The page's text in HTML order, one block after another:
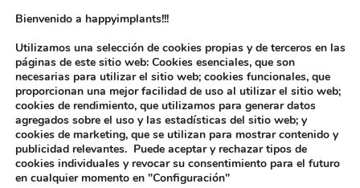
Inicio/ Productos etiquetados “712P”
Bienvenido a happyimplants!!!
Utilizamos una selección de cookies propias y de terceros en las
páginas de este sitio web: Cookies esenciales, que son
necesarias para utilizar el sitio web; cookies funcionales, que
proporcionan una mejor facilidad de uso al utilizar el sitio web;
cookies de rendimiento, que utilizamos para generar datos
agregados sobre el uso y las estadísticas del sitio web; y
cookies de marketing, que se utilizan para mostrar contenido y
publicidad relevantes. Puede aceptar y rechazar tipos de
cookies individuales y revocar su consentimiento para el futuro
en cualquier momento en "Configuración"